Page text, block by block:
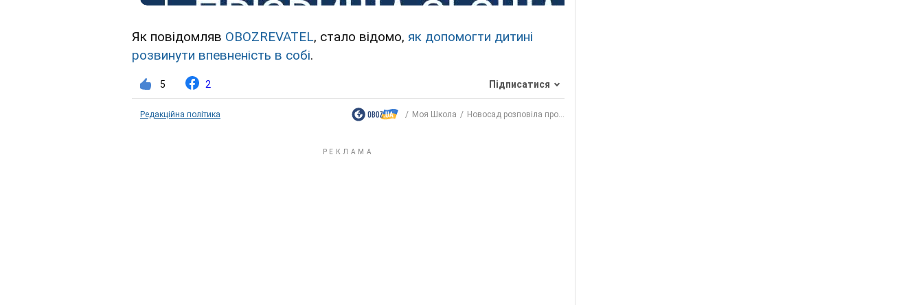
Як повідомляв OBOZREVATEL, стало відомо, як допомогти дитині
розвинути впевненість в собі.
5 2 Підписатися
Редакційна політика Моя Школа Новосад розповіла про...